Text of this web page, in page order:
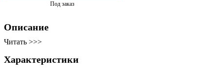
Под заказ
Описание
Читать >>>
Характеристики